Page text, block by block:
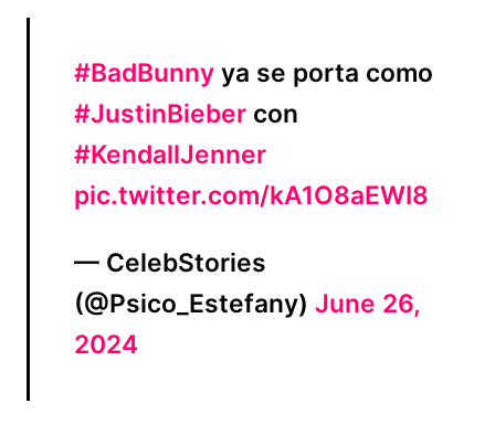
#BadBunny ya se porta como
#JustinBieber con
#KendallJenner
pic.twitter.com/kA1O8aEWI8
— CelebStories
(@Psico_Estefany) June 26,
2024